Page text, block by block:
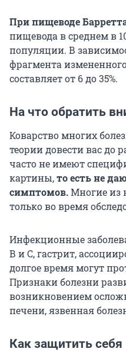
При пищеводе
пищевода в среднем в
популяции. В
фрагмента
составляет от 6 до 35%.
На что обратить
Коварство многих
теории довести вас до
часто не имеют
картины,то есть не
симптомов.Многие из
только во время
Инфекционные
В и С, гастрит,
долгое время могут
Признаки болезни
возникновением
печени, язвенная
Как защитить себя